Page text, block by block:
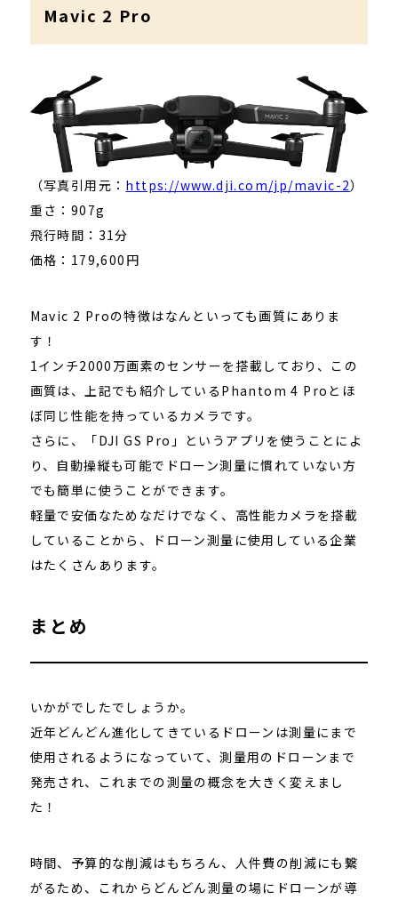
Mavic 2 Pro
（写真引用元： https://www.dji.com/jp/mavic-2）
重さ：907g
飛行時間：31分
価格：179,600円
Mavic 2 Proの特徴はなんといっても画質にありま
す！
1インチ2000万画素のセンサーを搭載しており、この
画質は、上記でも紹介しているPhantom 4 Proとほ
ぼ同じ性能を持っているカメラです。
さらに、「DJI GS Pro」というアプリを使うことによ
り、自動操縦も可能でドローン測量に慣れていない方
でも簡単に使うことができます。
軽量で安価なためなだけでなく、高性能カメラを搭載
していることから、ドローン測量に使用している企業
はたくさんあります。
まとめ
いかがでしたでしょうか。
近年どんどん進化してきているドローンは測量にまで
使用されるようになっていて、測量用のドローンまで
発売され、これまでの測量の概念を大きく変えまし
た！
時間、予算的な削減はもちろん、人件費の削減にも繋
がるため、これからどんどん測量の場にドローンが導